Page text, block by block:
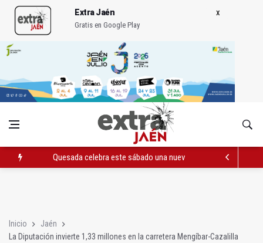
Extra Jaén
Gratis en Google Play
Quesada celebra este sábado una nueva jornada de Orgullo
Inicio
Jaén
La Diputación invierte 1,33 millones en la carretera Mengíbar-Cazalilla